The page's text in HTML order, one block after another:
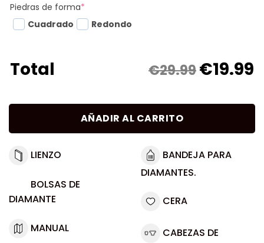
Piedras de forma*
Cuadrado
Redondo
Total €29.99€19.99
AÑADIR AL CARRITO
LIENZO
BOLSAS DE
DIAMANTE
MANUAL
BANDEJA PARA
DIAMANTES.
CERA
CABEZAS DE